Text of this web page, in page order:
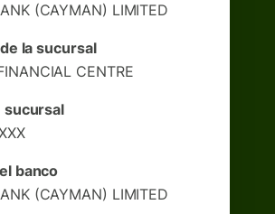
(CAYMAN) LIMITED
la sucursal
CENTRE
sucursal
banco
(CAYMAN) LIMITED